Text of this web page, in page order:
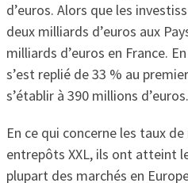
d’euros. Alors que les
deux milliards d’euros aux
milliards d’euros en France.
s’est replié de 33 % au
s’établir à 390 millions d’euros.
En ce qui concerne les taux
entrepôts XXL, ils ont atteint
plupart des marchés en